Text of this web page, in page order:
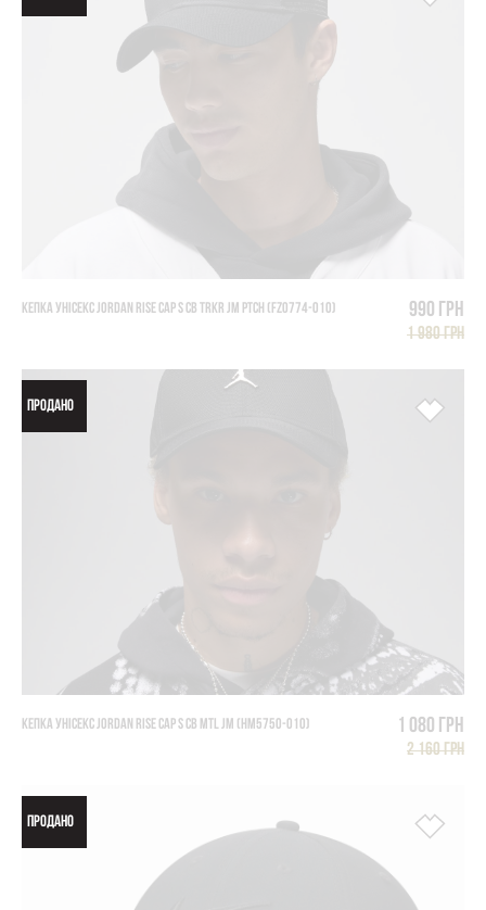
КЕПКА УНІСЕКС JORDAN RISE CAP S CB TRKR JM PTCH (FZ0774-010) 990 грн
1 980 грн
ПРОДАНО
КЕПКА УНІСЕКС JORDAN RISE CAP S CB MTL JM (HM5750-010) 1 080 грн
2 160 грн
ПРОДАНО